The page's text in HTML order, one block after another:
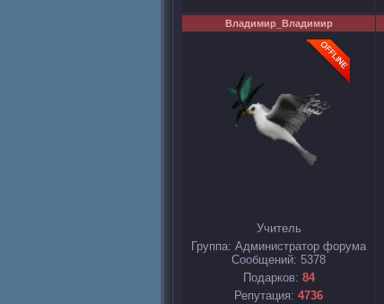
Владимир_Владимир
Учитель
Группа: Администратор форума
Сообщений: 5378
Подарков: 84
Репутация: 4736